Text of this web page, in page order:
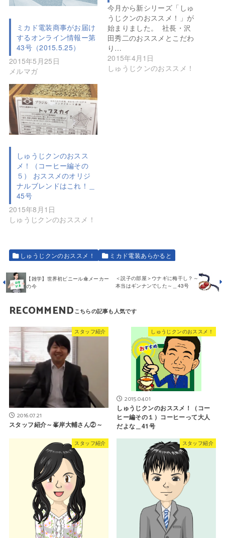
ミカド電装商事がお届け
するオンライン情報ー第
43号（2015.5.25）
2015年5月25日
メルマガ
今月から新シリーズ「しゅ
うじクンのおススメ！」が
始まりました。 社長・沢
田秀二のおススメとこだわ
り…
2015年4月1日
しゅうじクンのおススメ！
しゅうじクンのおスス
メ！（コーヒー編その
５） おススメのオリジ
ナルブレンドはこれ！＿
45号
2015年8月1日
しゅうじクンのおススメ！
しゅうじクンのおススメ！ ミカド電装あらかると
＜説子の部屋＞ウナギに梅干し？～
本当はギンナンでした～＿43号
【雑学】世界初ビニール傘メーカー
の今
RECOMMEND
スタッフ紹介
2016.07.21
スタッフ紹介～峯岸大輔さん②～
しゅうじクンのおススメ！
2015.04.01
しゅうじクンのおススメ！（コー
ヒー編その１）コーヒーって大人
だよな＿41号
スタッフ紹介 スタッフ紹介